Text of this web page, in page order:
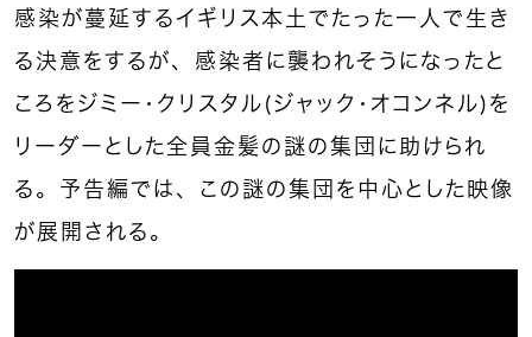
感染が蔓延するイギリス本土でたった一人で生き
る決意をするが、感染者に襲われそうになったと
ころをジミー・クリスタル（ジャック・オコンネル）を
リーダーとした全員金髪の謎の集団に助けられ
る。予告編では、この謎の集団を中心とした映像
が展開される。